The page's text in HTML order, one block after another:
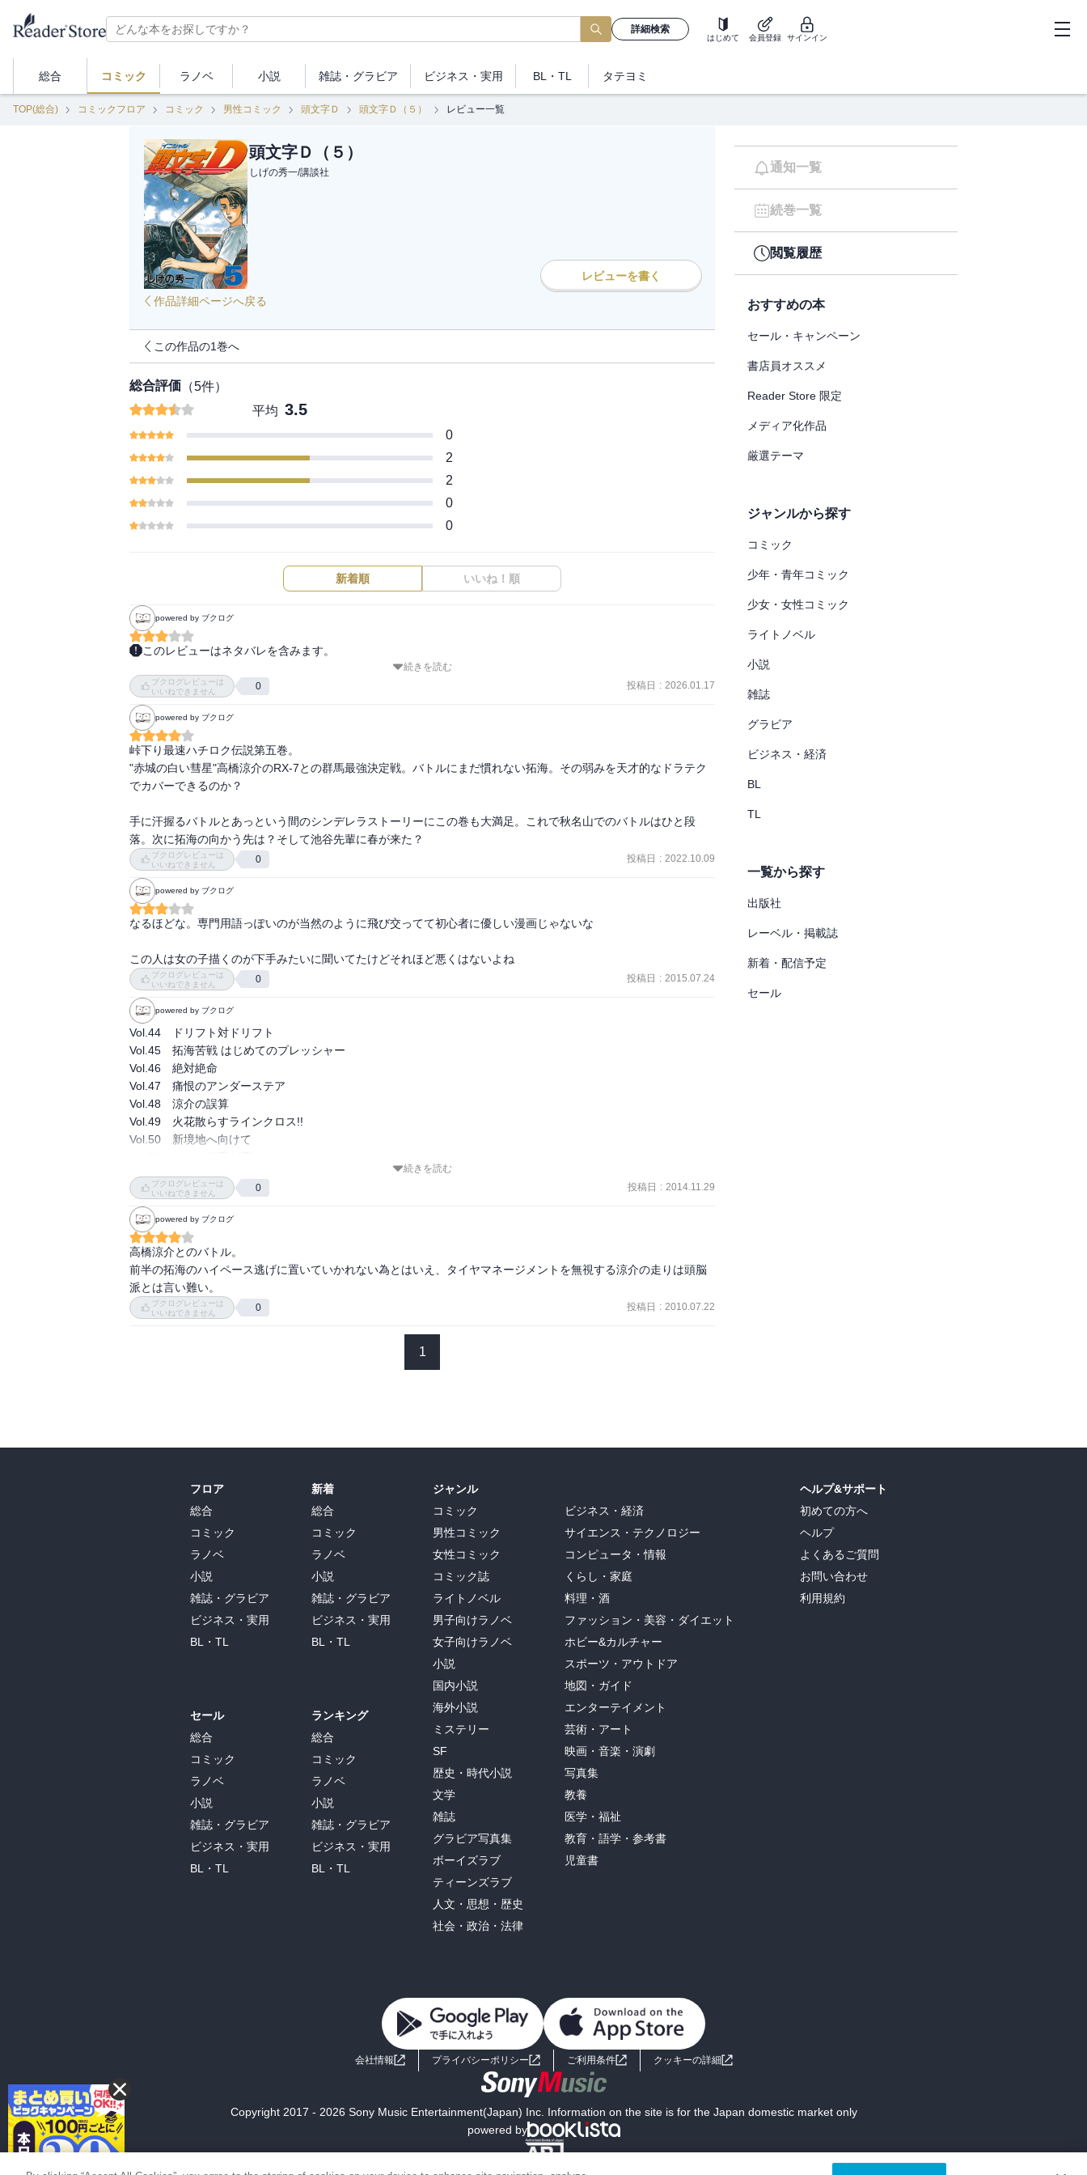
詳細検索
はじめて 会員登録 サインイン
総合 コミック ラノベ 小説 雑誌・ グラビア ビジネス ・実用 BL・TL タテヨミ
TOP(総合) コミックフロア コミック 男性コミック 頭文字Ｄ 頭文字Ｄ（５） レビュー一覧
頭文字Ｄ（５）
しげの秀一/講談社
レビューを書く
作品詳細ページへ戻る
この作品の1巻へ
総合評価 （5件）
平均 3.5
0
2
2
0
0
新着順 いいね！順
powered by ブクログ
このレビューはネタバレを含みます。
慎吾とのバトルで悪い癖が修正される結果になり
拓海の成長物語が始まっていくところが好きだ。
涼介も拓海も互いの走りをリスペクトしていて
それぞれ本気なところも良い。
自分が秋名に慣れているから速いだけで
涼介たちはどこへ行っても速い。
そこに思い至るようになったのも、イツキたちの言う
真子ちゃんは好きなキャラだけれど
JAFに登録していないのかなとか
その場でお金を渡すくらいで後日会いましょうは
どうなのだろうと思う。
実際こんなことをする人がいたら確かに店長の言う通り脈ありかもしれない。
紹介だけする、という池谷さん、やっぱりモテない君だな。
女の子に走りで負けると落ち込むって、失礼。
女だからドラテク知らないでしょ、も昭和だなぁ。
真子ちゃんがシルエイティのドライバーだと知ったら終わりって
結局別に本気で好きな訳じゃなかったんだろうとしか思えない。
女に負けたくないというくだらないプライドでは。
拓海たちの方がまだまともなのは、若いからなのだろうか。
車の話で盛り上がるのは楽しいのに、自分より運転が上手いと凹むなんて屑過ぎる。
続きを読む
ブクログレビューは
いいねできません
0 投稿日 : 2026.01.17
powered by ブクログ
峠下り最速ハチロク伝説第五巻。
"赤城の白い彗星"高橋涼介のRX-7との群馬最強決定戦。バトルにまだ慣れない拓海。その弱みを天才的なドラテク
でカバーできるのか？
手に汗握るバトルとあっという間のシンデレラストーリーにこの巻も大満足。これで秋名山でのバトルはひと段
落。次に拓海の向かう先は？そして池谷先輩に春が来た？
ブクログレビューは
いいねできません
0 投稿日 : 2022.10.09
powered by ブクログ
なるほどな。専門用語っぽいのが当然のように飛び交ってて初心者に優しい漫画じゃないな
この人は女の子描くのが下手みたいに聞いてたけどそれほど悪くはないよね
ブクログレビューは
いいねできません
0 投稿日 : 2015.07.24
powered by ブクログ
Vol.44　ドリフト対ドリフト
Vol.45　拓海苦戦 はじめてのプレッシャー
Vol.46　絶対絶命
Vol.47　痛恨のアンダーステア
Vol.48　涼介の誤算
Vol.49　火花散らすラインクロス!!
Vol.50　新境地へ向けて
Vol.52　暗雲たちこめる避暑地の恋
Vol.53　池谷 純愛まっしぐら
Vol.54　真子のバージン あげます!!
続きを読む
ブクログレビューは
いいねできません
0 投稿日 : 2014.11.29
powered by ブクログ
高橋涼介とのバトル。
前半の拓海のハイペース逃げに置いていかれない為とはいえ、タイヤマネージメントを無視する涼介の走りは頭脳
派とは言い難い。
ブクログレビューは
いいねできません
0 投稿日 : 2010.07.22
1
通知一覧
続巻一覧
閲覧履歴
おすすめの本
セール・キャンペーン
書店員オススメ
Reader Store 限定
メディア化作品
厳選テーマ
ジャンルから探す
コミック
少年・青年コミック
少女・女性コミック
ライトノベル
小説
雑誌
グラビア
ビジネス・経済
BL
TL
一覧から探す
出版社
レーベル・掲載誌
新着・配信予定
セール
フロア
総合
コミック
ラノベ
小説
雑誌・グラビア
ビジネス・実用
BL・TL
セール
総合
コミック
ラノベ
小説
雑誌・グラビア
ビジネス・実用
BL・TL
新着
総合
コミック
ラノベ
小説
雑誌・グラビア
ビジネス・実用
BL・TL
ランキング
総合
コミック
ラノベ
小説
雑誌・グラビア
ビジネス・実用
BL・TL
ジャンル
コミック
男性コミック
女性コミック
コミック誌
ライトノベル
男子向けラノベ
女子向けラノベ
小説
国内小説
海外小説
ミステリー
SF
歴史・時代小説
文学
雑誌
グラビア写真集
ボーイズラブ
ティーンズラブ
人文・思想・歴史
社会・政治・法律
ビジネス・経済
サイエンス・テクノロジー
コンピュータ・情報
くらし・家庭
料理・酒
ファッション・美容・ダイエット
ホビー&カルチャー
スポーツ・アウトドア
地図・ガイド
エンターテイメント
芸術・アート
映画・音楽・演劇
写真集
教養
医学・福祉
教育・語学・参考書
児童書
ヘルプ&サポート
初めての方へ
ヘルプ
よくあるご質問
お問い合わせ
利用規約
会社情報 プライバシーポリシー ご利用条件 クッキーの詳細
Copyright 2017 - 2026 Sony Music Entertainment(Japan) Inc. Information on the site is for the Japan domestic market only
powered by